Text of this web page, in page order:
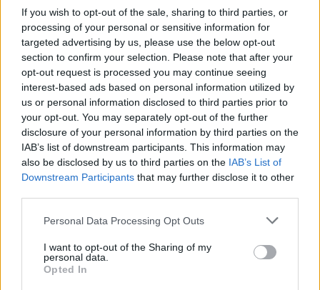
If you wish to opt-out of the sale, sharing to third parties, or
processing of your personal or sensitive information for
targeted advertising by us, please use the below opt-out
section to confirm your selection. Please note that after your
opt-out request is processed you may continue seeing
interest-based ads based on personal information utilized by
us or personal information disclosed to third parties prior to
your opt-out. You may separately opt-out of the further
disclosure of your personal information by third parties on the
IAB’s list of downstream participants. This information may
also be disclosed by us to third parties on the IAB’s List of
Downstream Participants that may further disclose it to other
Personal Data Processing Opt Outs
I want to opt-out of the Sharing of my
personal data.
Opted In
Žinios | Pasaulis
00:01:11
Australijos parlamentaras posėdžio metu pasipiršo
gyvenimo partneriui
Žinios | Pasaulis
00:01:41
Australai uždegė žalią šviesą tos pačios lyties asmenų
santuokoms
Seimas neperkalbamas: nei homoseksualų, nei vyrų ir
moterų partnerystės nebus